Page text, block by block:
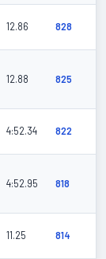
12.86 828
12.88 825
4:52.34 822
4:52.95 818
11.25 814